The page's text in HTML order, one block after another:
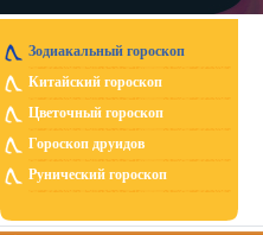
Зодиакальный гороскоп
Китайский гороскоп
Цветочный гороскоп
Гороскоп друидов
Рунический гороскоп